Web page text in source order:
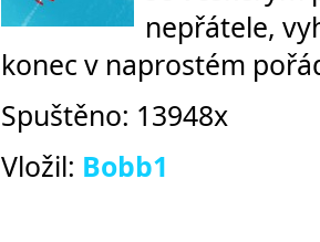
nepřátele,
konec v naprostém
Spuštěno: 13948x
Vložil: Bobb1